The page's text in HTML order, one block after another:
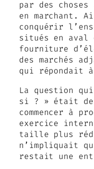
par des
en marchant.
conquérir
situés en aval
fourniture
des marchés
qui répondait
La question
si ? » était de
commencer à
exercice
taille plus
n’impliquait
restait une